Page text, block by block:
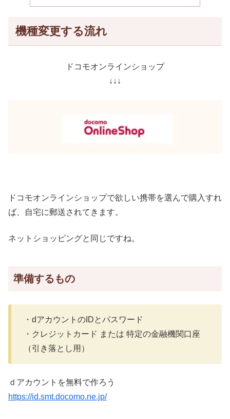
機種変更する流れ
ドコモオンラインショップ
↓↓↓
ドコモオンラインショップで欲しい携帯を選んで購入すれ
ば、自宅に郵送されてきます。
ネットショッピングと同じですね。
準備するもの
・dアカウントのIDとパスワード
・クレジットカード または 特定の金融機関口座
（引き落とし用）
ｄアカウントを無料で作ろう
https://id.smt.docomo.ne.jp/